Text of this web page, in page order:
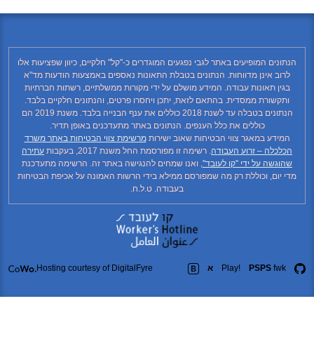
הנתונים המופיעים באתר לגבי נפגעים המוגדרים כ-"קל" חלקיים, כיוון שפציעות אלו
לרוב אינן מדווחות. הנתונים בטבלת התאונות נאספים באמצעות הודעות מד"א
בגין תאונות עבודה. המידע מושלם על ידי מקורות ממשלתיים, רשתות חברתיות
ותקשורת ממסדית. בהתאם לזאת, יתכן ויחסרו פרטים, והנתונים חלקיים בלבד.
הנתונים בטבלה עד לשנת 2018 כוללים את ענף הבנייה בלבד. משנת 2019 הם
כוללים את כלל הענפים. הנתונים באתר מתעדכנים באופן תדיר.
המידע במאגר צווי הבטיחות שאוב ישירותמרשימת צווי הבטיחות באתר משרד
הכלכלה – זרוע העבודה. רשימה זו מפורסמת החל משנת 2017, בעקבות
עתירה
שהוגשה על ידי "קו לעובד", ואנו שמחים להנגישה באתר זה. הרשימה מתעדכנת
מדי יום, וכוללת רק מה שמפורסם ממילא בידי הרשות האמונה על אכיפת הבטיחות
בעבודה. ט.ל.ח.
Hosting courtesy of DigitalFyre א Play! PSPSfwk